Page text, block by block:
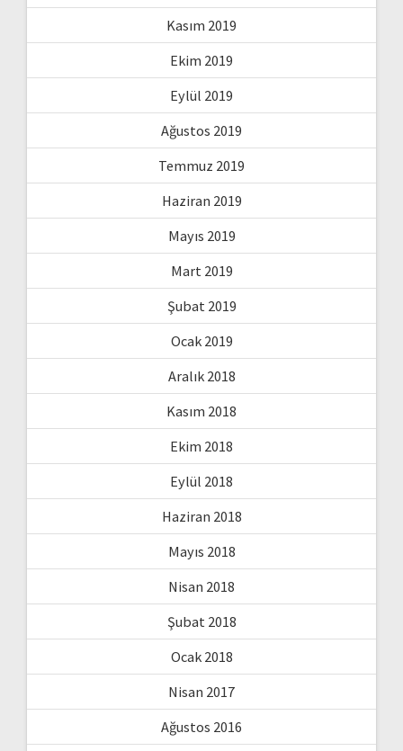
Kasım 2019
Ekim 2019
Eylül 2019
Ağustos 2019
Temmuz 2019
Haziran 2019
Mayıs 2019
Mart 2019
Şubat 2019
Ocak 2019
Aralık 2018
Kasım 2018
Ekim 2018
Eylül 2018
Haziran 2018
Mayıs 2018
Nisan 2018
Şubat 2018
Ocak 2018
Nisan 2017
Ağustos 2016